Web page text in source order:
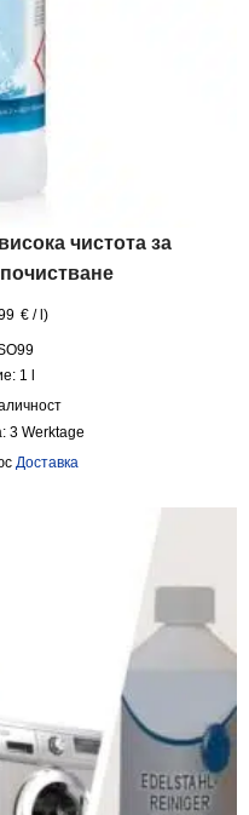
чистота за
€/ )
1 l
3 Werktage
Доставка